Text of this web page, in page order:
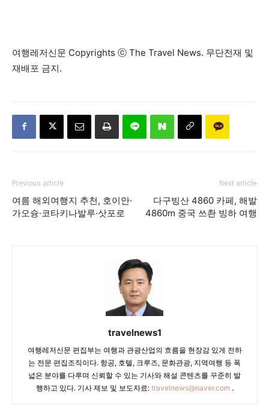
여행레저신문 Copyrights ⓒ The Travel News. 무단전재 및
재배포 금지.
Previous article
여름 해외여행지 추천, 호이안·
가오슝·코타키나발루·삿포로
Next article
다구빙산 4860 카페, 해발
4860m 중국 쓰촨 빙하 여행
travelnews1
여행레저신문 편집부는 여행과 관광산업의 흐름을 현장감 있게 전하
는 전문 편집조직이다. 항공, 호텔, 크루즈, 문화관광, 지역여행 등 폭
넓은 분야를 다루며 신뢰할 수 있는 기사와 해설 콘텐츠를 꾸준히 발
행하고 있다. 기사 제보 및 보도자료: travelnews@naver.com.